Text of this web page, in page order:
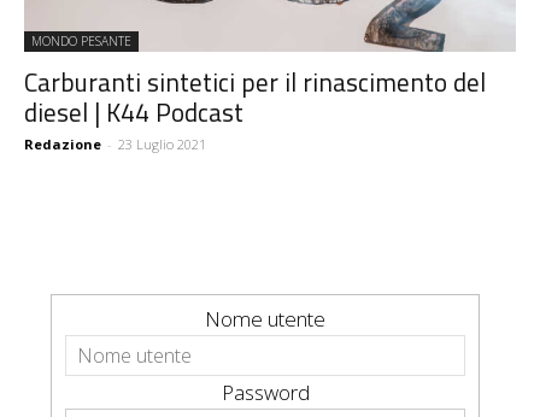
MONDO PESANTE
Carburanti sintetici per il rinascimento del
diesel | K44 Podcast
Redazione - 23 Luglio 2021
Nome utente
Password